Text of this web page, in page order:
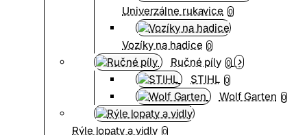
Univerzálne rukavice 0
Vozíky na hadice 0
Ručné píly 0
STIHL 0
Wolf Garten 0
Rýle lopaty a vidly 0